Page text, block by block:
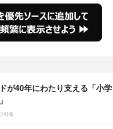
が40年にわたり支える「小学
特集